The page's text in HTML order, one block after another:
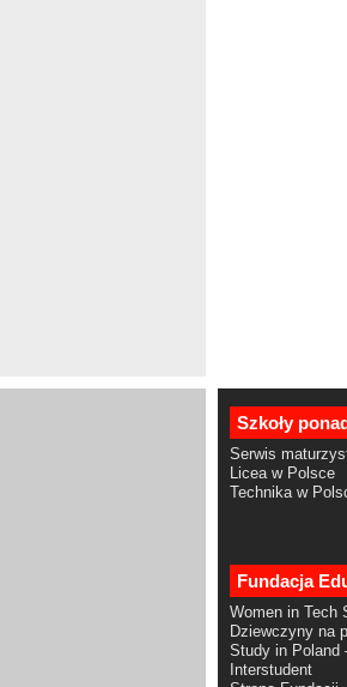
Szkoły
Serwis
Licea w Polsce
Technika w
Fundacja
Women in Tech
Dziewczyny na
Study in Poland
Interstudent